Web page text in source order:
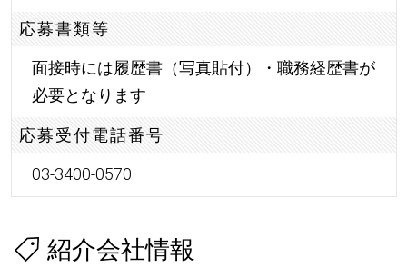
応募書類等
面接時には履歴書（写真貼付）・職務経歴書が
必要となります
応募受付電話番号
03-3400-0570
紹介会社情報